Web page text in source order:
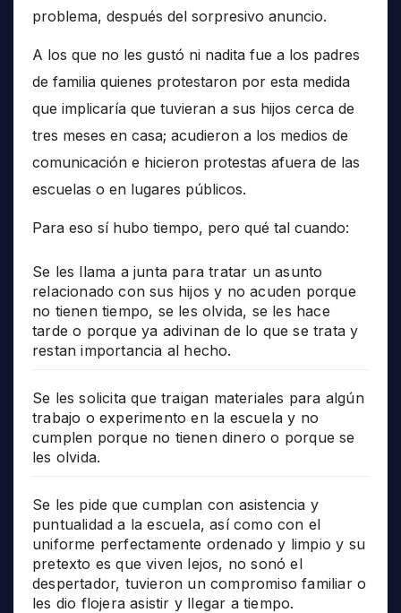
problema, después del sorpresivo anuncio.
A los que no les gustó ni nadita fue a los padres
de familia quienes protestaron por esta medida
que implicaría que tuvieran a sus hijos cerca de
tres meses en casa; acudieron a los medios de
comunicación e hicieron protestas afuera de las
escuelas o en lugares públicos.
Para eso sí hubo tiempo, pero qué tal cuando:
Se les llama a junta para tratar un asunto
relacionado con sus hijos y no acuden porque
no tienen tiempo, se les olvida, se les hace
tarde o porque ya adivinan de lo que se trata y
restan importancia al hecho.
Se les solicita que traigan materiales para algún
trabajo o experimento en la escuela y no
cumplen porque no tienen dinero o porque se
les olvida.
Se les pide que cumplan con asistencia y
puntualidad a la escuela, así como con el
uniforme perfectamente ordenado y limpio y su
pretexto es que viven lejos, no sonó el
despertador, tuvieron un compromiso familiar o
les dio flojera asistir y llegar a tiempo.